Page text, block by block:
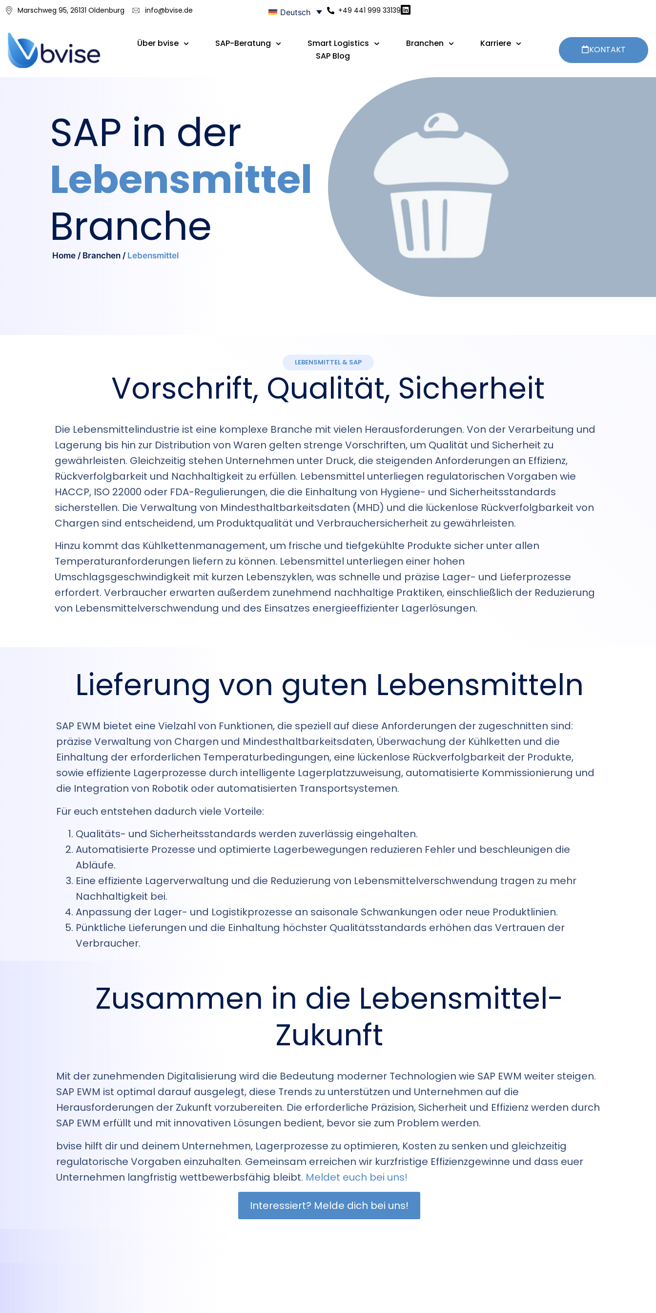
Marschweg 95, 26131 Oldenburg info@bvise.de Deutsch +49 441 999 33139
Über bvise SAP-Beratung Smart Logistics Branchen
Karriere
SAP Blog
KONTAKT
SAP in der
Lebensmittel
Branche
Home / Branchen / Lebensmittel
LEBENSMITTEL & SAP
Vorschrift, Qualität, Sicherheit
Die Lebensmittelindustrie ist eine komplexe Branche mit vielen Herausforderungen. Von der Verarbeitung und
Lagerung bis hin zur Distribution von Waren gelten strenge Vorschriften, um Qualität und Sicherheit zu
gewährleisten. Gleichzeitig stehen Unternehmen unter Druck, die steigenden Anforderungen an Effizienz,
Rückverfolgbarkeit und Nachhaltigkeit zu erfüllen. Lebensmittel unterliegen regulatorischen Vorgaben wie
HACCP, ISO 22000 oder FDA-Regulierungen, die die Einhaltung von Hygiene- und Sicherheitsstandards
sicherstellen. Die Verwaltung von Mindesthaltbarkeitsdaten (MHD) und die lückenlose Rückverfolgbarkeit von
Chargen sind entscheidend, um Produktqualität und Verbrauchersicherheit zu gewährleisten.
Hinzu kommt das Kühlkettenmanagement, um frische und tiefgekühlte Produkte sicher unter allen
Temperaturanforderungen liefern zu können. Lebensmittel unterliegen einer hohen
Umschlagsgeschwindigkeit mit kurzen Lebenszyklen, was schnelle und präzise Lager- und Lieferprozesse
erfordert. Verbraucher erwarten außerdem zunehmend nachhaltige Praktiken, einschließlich der Reduzierung
von Lebensmittelverschwendung und des Einsatzes energieeffizienter Lagerlösungen.
Lieferung von guten Lebensmitteln
SAP EWM bietet eine Vielzahl von Funktionen, die speziell auf diese Anforderungen der zugeschnitten sind:
präzise Verwaltung von Chargen und Mindesthaltbarkeitsdaten, Überwachung der Kühlketten und die
Einhaltung der erforderlichen Temperaturbedingungen, eine lückenlose Rückverfolgbarkeit der Produkte,
sowie effiziente Lagerprozesse durch intelligente Lagerplatzzuweisung, automatisierte Kommissionierung und
die Integration von Robotik oder automatisierten Transportsystemen.
Für euch entstehen dadurch viele Vorteile:
Qualitäts- und Sicherheitsstandards werden zuverlässig eingehalten.
Automatisierte Prozesse und optimierte Lagerbewegungen reduzieren Fehler und beschleunigen die
Abläufe.
Eine effiziente Lagerverwaltung und die Reduzierung von Lebensmittelverschwendung tragen zu mehr
Nachhaltigkeit bei.
Anpassung der Lager- und Logistikprozesse an saisonale Schwankungen oder neue Produktlinien.
Pünktliche Lieferungen und die Einhaltung höchster Qualitätsstandards erhöhen das Vertrauen der
Verbraucher.
Zusammen in die Lebensmittel-
Zukunft
Mit der zunehmenden Digitalisierung wird die Bedeutung moderner Technologien wie SAP EWM weiter steigen.
SAP EWM ist optimal darauf ausgelegt, diese Trends zu unterstützen und Unternehmen auf die
Herausforderungen der Zukunft vorzubereiten. Die erforderliche Präzision, Sicherheit und Effizienz werden durch
SAP EWM erfüllt und mit innovativen Lösungen bedient, bevor sie zum Problem werden.
bvise hilft dir und deinem Unternehmen, Lagerprozesse zu optimieren, Kosten zu senken und gleichzeitig
regulatorische Vorgaben einzuhalten. Gemeinsam erreichen wir kurzfristige Effizienzgewinne und dass euer
Unternehmen langfristig wettbewerbsfähig bleibt. Meldet euch bei uns!
Interessiert? Melde dich bei uns!